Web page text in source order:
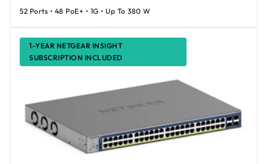
1-YEAR NETGEAR INSIGHT
SUBSCRIPTION INCLUDED
52 Ports • 48 PoE+ • 1G • Up To 380 W